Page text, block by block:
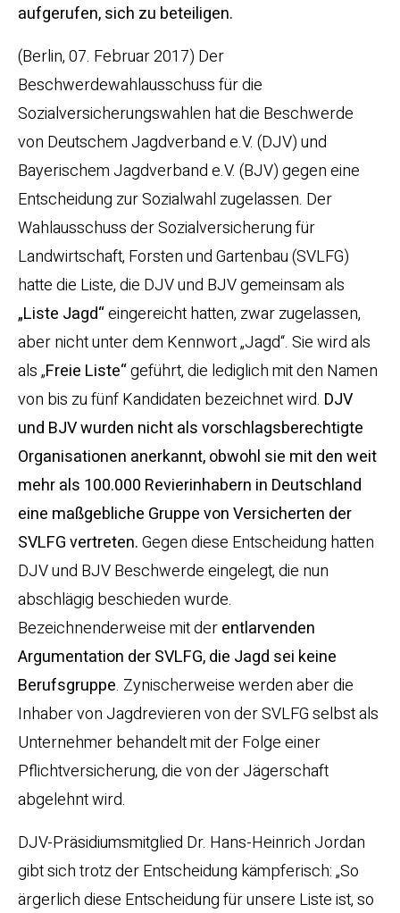
aufgerufen, sich zu beteiligen.
(Berlin, 07. Februar 2017) Der
Beschwerdewahlausschuss für die
Sozialversicherungswahlen hat die Beschwerde
von Deutschem Jagdverband e.V. (DJV) und
Bayerischem Jagdverband e.V. (BJV) gegen eine
Entscheidung zur Sozialwahl zugelassen. Der
Wahlausschuss der Sozialversicherung für
Landwirtschaft, Forsten und Gartenbau (SVLFG)
hatte die Liste, die DJV und BJV gemeinsam als
„Liste Jagd“eingereicht hatten, zwar zugelassen,
aber nicht unter dem Kennwort „Jagd“. Sie wird als
als „Freie Liste“geführt, die lediglich mit den Namen
von bis zu fünf Kandidaten bezeichnet wird. DJV
und BJV wurden nicht als vorschlagsberechtigte
Organisationen anerkannt, obwohl sie mit den weit
mehr als 100.000 Revierinhabern in Deutschland
eine maßgebliche Gruppe von Versicherten der
SVLFG vertreten.Gegen diese Entscheidung hatten
DJV und BJV Beschwerde eingelegt, die nun
abschlägig beschieden wurde.
Bezeichnenderweise mit derentlarvenden
Argumentation der SVLFG, die Jagd sei keine
Berufsgruppe. Zynischerweise werden aber die
Inhaber von Jagdrevieren von der SVLFG selbst als
Unternehmer behandelt mit der Folge einer
Pflichtversicherung, die von der Jägerschaft
abgelehnt wird.
DJV-Präsidiumsmitglied Dr. Hans-Heinrich Jordan
gibt sich trotz der Entscheidung kämpferisch: „So
ärgerlich diese Entscheidung für unsere Liste ist, so